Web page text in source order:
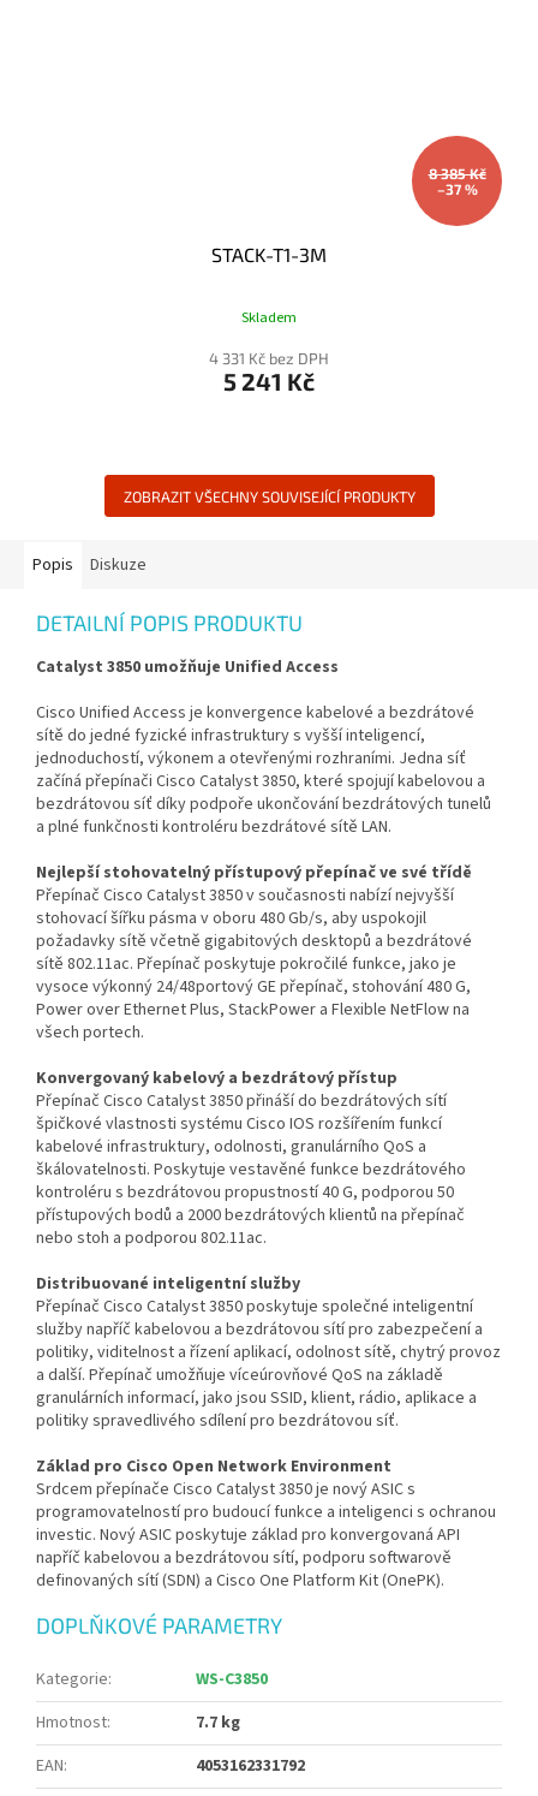
8 385 Kč
–37 %
STACK-T1-3M
Skladem
4 331 Kč bez DPH
5 241 Kč
ZOBRAZIT VŠECHNY SOUVISEJÍCÍ PRODUKTY
Popis Diskuze
DETAILNÍ POPIS PRODUKTU
Catalyst 3850 umožňuje Unified Access
Cisco Unified Access je konvergence kabelové a bezdrátové
sítě do jedné fyzické infrastruktury s vyšší inteligencí,
jednoduchostí, výkonem a otevřenými rozhraními. Jedna síť
začíná přepínači Cisco Catalyst 3850, které spojují kabelovou a
bezdrátovou síť díky podpoře ukončování bezdrátových tunelů
a plné funkčnosti kontroléru bezdrátové sítě LAN.
Nejlepší stohovatelný přístupový přepínač ve své třídě
Přepínač Cisco Catalyst 3850 v současnosti nabízí nejvyšší
stohovací šířku pásma v oboru 480 Gb/s, aby uspokojil
požadavky sítě včetně gigabitových desktopů a bezdrátové
sítě 802.11ac. Přepínač poskytuje pokročilé funkce, jako je
vysoce výkonný 24/48portový GE přepínač, stohování 480 G,
Power over Ethernet Plus, StackPower a Flexible NetFlow na
všech portech.
Konvergovaný kabelový a bezdrátový přístup
Přepínač Cisco Catalyst 3850 přináší do bezdrátových sítí
špičkové vlastnosti systému Cisco IOS rozšířením funkcí
kabelové infrastruktury, odolnosti, granulárního QoS a
škálovatelnosti. Poskytuje vestavěné funkce bezdrátového
kontroléru s bezdrátovou propustností 40 G, podporou 50
přístupových bodů a 2000 bezdrátových klientů na přepínač
nebo stoh a podporou 802.11ac.
Distribuované inteligentní služby
Přepínač Cisco Catalyst 3850 poskytuje společné inteligentní
služby napříč kabelovou a bezdrátovou sítí pro zabezpečení a
politiky, viditelnost a řízení aplikací, odolnost sítě, chytrý provoz
a další. Přepínač umožňuje víceúrovňové QoS na základě
granulárních informací, jako jsou SSID, klient, rádio, aplikace a
politiky spravedlivého sdílení pro bezdrátovou síť.
Základ pro Cisco Open Network Environment
Srdcem přepínače Cisco Catalyst 3850 je nový ASIC s
programovatelností pro budoucí funkce a inteligenci s ochranou
investic. Nový ASIC poskytuje základ pro konvergovaná API
napříč kabelovou a bezdrátovou sítí, podporu softwarově
definovaných sítí (SDN) a Cisco One Platform Kit (OnePK).
DOPLŇKOVÉ PARAMETRY
Kategorie:
WS-C3850
Hmotnost:
7.7 kg
EAN: 4053162331792